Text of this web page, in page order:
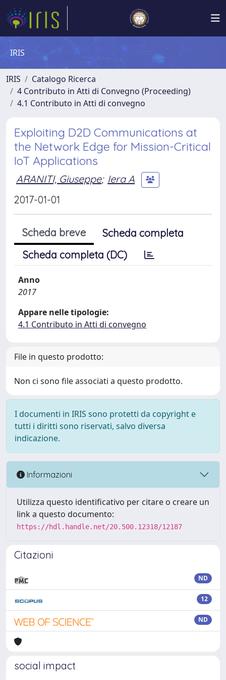
IRIS
IRIS
Catalogo Ricerca
4 Contributo in Atti di Convegno (Proceeding)
4.1 Contributo in Atti di convegno
Exploiting D2D Communications at
the Network Edge for Mission-Critical
IoT Applications
ARANITI, Giuseppe; Iera A
2017-01-01
Scheda breve
Scheda completa
Scheda completa (DC)
Anno
2017
Appare nelle tipologie:
4.1 Contributo in Atti di convegno
File in questo prodotto:
Non ci sono file associati a questo prodotto.
I documenti in IRIS sono protetti da copyright e
tutti i diritti sono riservati, salvo diversa
indicazione.
Informazioni
Utilizza questo identificativo per citare o creare un
link a questo documento:
https://hdl.handle.net/20.500.12318/12187
Citazioni
ND
12
ND
social impact